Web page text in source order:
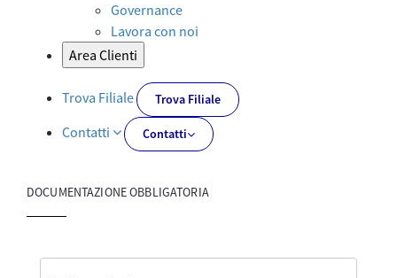
Governance
Lavora con noi
Area Clienti
Trova Filiale Trova Filiale
Contatti Contatti
DOCUMENTAZIONE OBBLIGATORIA